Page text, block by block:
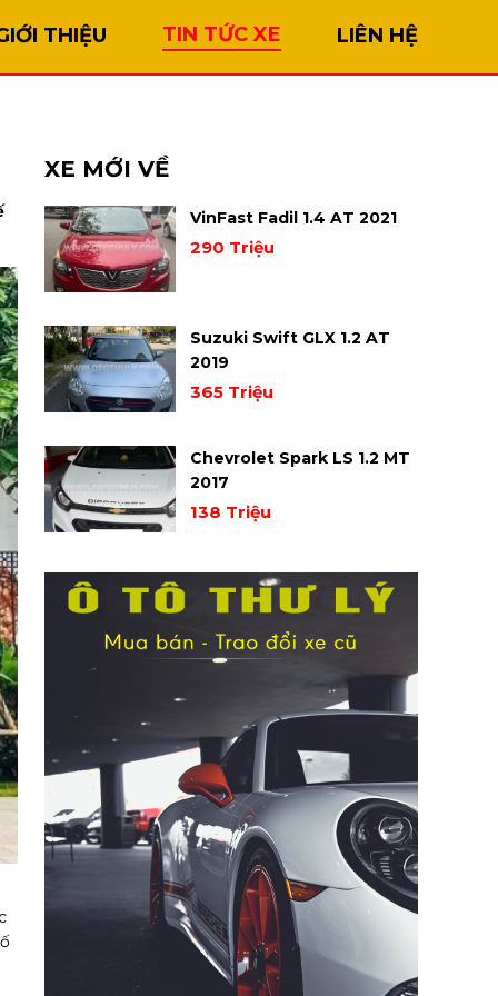
THIỆU TIN TỨC XE LIÊN HỆ
XE MỚI VỀ
VinFast Fadil 1.4 AT 2021
290 Triệu
Suzuki Swift GLX 1.2 AT
2019
365 Triệu
Chevrolet Spark LS 1.2 MT
2017
138 Triệu